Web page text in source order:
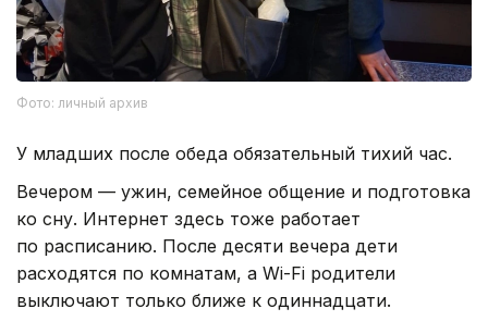
Фото: личный архив
У младших после обеда обязательный тихий час.
Вечером — ужин, семейное общение и подготовка
ко сну. Интернет здесь тоже работает
по расписанию. После десяти вечера дети
расходятся по комнатам, а Wi-Fi родители
выключают только ближе к одиннадцати.